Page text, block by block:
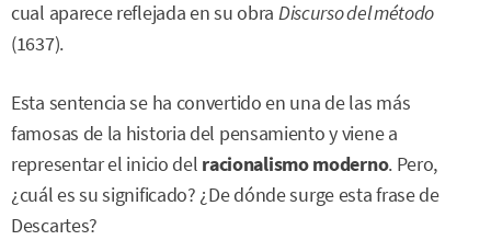
cual aparece reflejada en su obra Discurso del método
(1637).
Esta sentencia se ha convertido en una de las más
famosas de la historia del pensamiento y viene a
representar el inicio del racionalismo moderno. Pero,
¿cuál es su significado? ¿De dónde surge esta frase de
Descartes?